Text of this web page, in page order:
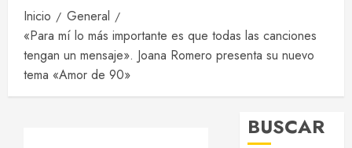
Inicio
General
«Para mí lo más importante es que todas las canciones
tengan un mensaje». Joana Romero presenta su nuevo
tema «Amor de 90»
BUSCAR